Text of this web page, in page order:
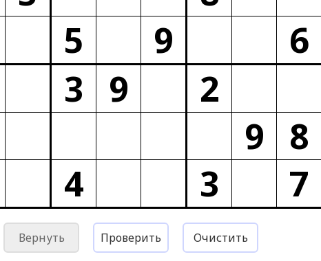
5 9
6
3
9
2
9 8
4
3 7
Вернуть Проверить Очистить